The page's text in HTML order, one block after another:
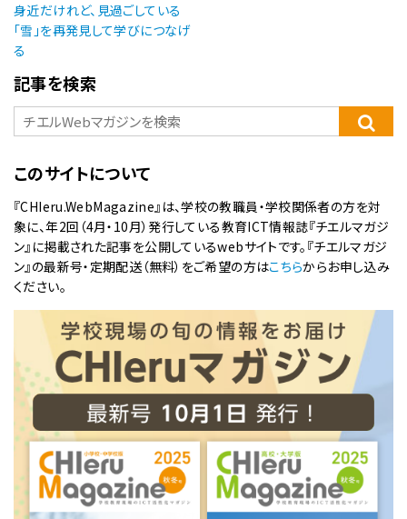
身近だけれど、見過ごしている
「雪」を再発見して学びにつなげ
る
記事を検索
このサイトについて
『CHIeru.WebMagazine』は、学校の教職員・学校関係者の方を対
象に、年2回（4月・10月）発行している教育ICT情報誌『チエルマガジ
ン』に掲載された記事を公開しているwebサイトです。『チエルマガジ
ン』の最新号・定期配送（無料）をご希望の方はこちらからお申し込み
ください。